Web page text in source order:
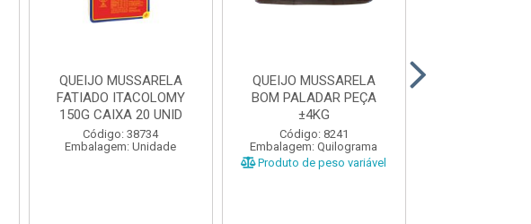
QUEIJO MUSSARELA
FATIADO ITACOLOMY
150G CAIXA 20 UNID
Código: 38734
Embalagem: Unidade
QUEIJO MUSSARELA
BOM PALADAR PEÇA
±4KG
Código: 8241
Embalagem: Quilograma
Produto de peso variável